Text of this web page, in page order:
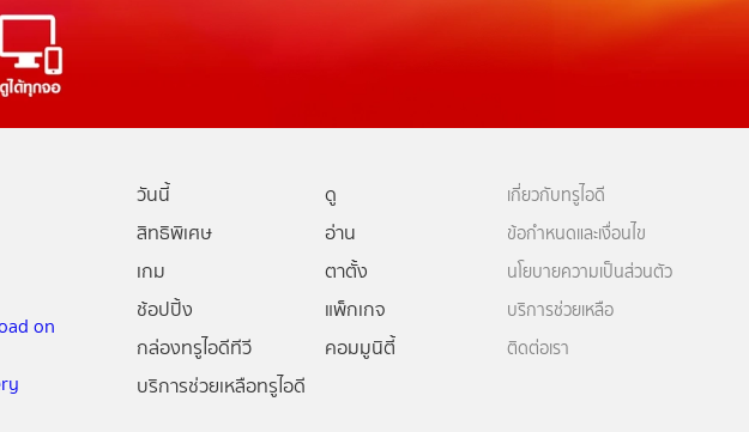
วันนี้
ดู
สิทธิพิเศษ
อ่าน
เกม
ตาตั้ง
ช้อปปิ้ง
แพ็กเกจ
กล่องทรูไอดีทีวี
คอมมูนิตี้
บริการช่วยเหลือทรูไอดี
เกี่ยวกับทรูไอดี
ข้อกำหนดและเงื่อนไข
นโยบายความเป็นส่วนตัว
บริการช่วยเหลือ
ติดต่อเรา